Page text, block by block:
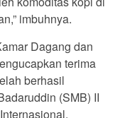
imbuhnya.
Dagang dan
terima
berhasil
(SMB) II